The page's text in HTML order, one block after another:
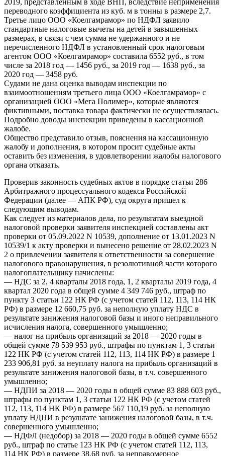
переводного коэффициента из куб. м в тонны в размере 2,7.
Третье лицо ООО «Коелгамрамор» по НДФЛ заявило
стандартные налоговые вычеты на детей в завышенных
размерах, в связи с чем сумма не удержанного и не
перечисленного НДФЛ в установленный срок налоговым
агентом ООО «Коелгамрамор» составила 6552 руб., в том
числе за 2018 год — 1456 руб., за 2019 год — 1638 руб., за
2020 год — 3458 руб.
Судами не дана оценка выводам инспекции по
взаимоотношениям третьего лица ООО «Коелгамрамор» с
организацией ООО «Мега Полимер», которые являются
фиктивными, поставка товара фактически не осуществлялась.
Подробно доводы инспекции приведены в кассационной
жалобе.
Общество представило отзыв, пояснения на кассационную
жалобу и дополнения, в котором просит судебные акты
оставить без изменения, в удовлетворении жалобы налогового
органа отказать.
Проверив законность судебных актов в порядке статьи 286
Арбитражного процессуального кодекса Российской
Федерации (далее — АПК РФ), суд округа пришел к
следующим выводам.
Как следует из материалов дела, по результатам выездной
налоговой проверки заявителя инспекцией составлены акт
проверки от 05.09.2022 N 10539, дополнение от 13.01.2023 N
10539/1 к акту проверки и вынесено решение от 28.02.2023 N
2 о привлечении заявителя к ответственности за совершение
налогового правонарушения, в резолютивной части которого
налогоплательщику начислены:
— НДС за 2, 4 кварталы 2018 года, 1, 2 кварталы 2019 года, 4
квартал 2020 года в общей сумме 4 349 746 руб., штраф по
пункту 3 статьи 122 НК РФ (с учетом статей 112, 113, 114 НК
РФ) в размере 12 660,75 руб. за неполную уплату НДС в
результате занижения налоговой базы и иного неправильного
исчисления налога, совершенного умышленно;
— налог на прибыль организаций за 2018 — 2020 годы в
общей сумме 78 539 953 руб., штрафы по пунктам 1, 3 статьи
122 НК РФ (с учетом статей 112, 113, 114 НК РФ) в размере 1
233 906,81 руб. за неуплату налога на прибыль организаций в
результате занижения налоговой базы, в т.ч. совершенного
умышленно;
— НДПИ за 2018 — 2020 годы в общей сумме 83 888 603 руб.,
штрафы по пунктам 1, 3 статьи 122 НК РФ (с учетом статей
112, 113, 114 НК РФ) в размере 567 110,19 руб. за неполную
уплату НДПИ в результате занижения налоговой базы, в т.ч.
совершенного умышленно;
— НДФЛ (недобор) за 2018 — 2020 годы в общей сумме 6552
руб., штраф по статье 123 НК РФ (с учетом статей 112, 113,
114 НК РФ) в размере 38,68 руб. за неправомерное